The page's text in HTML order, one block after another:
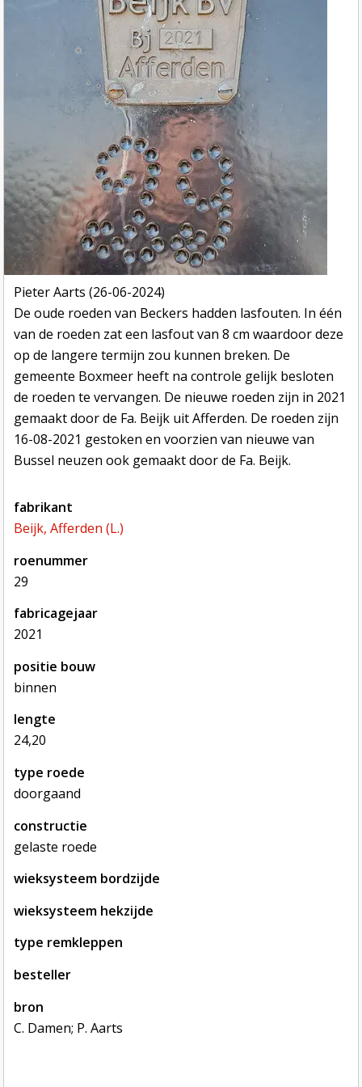
Pieter Aarts (26-06-2024)
De oude roeden van Beckers hadden lasfouten. In één
van de roeden zat een lasfout van 8 cm waardoor deze
op de langere termijn zou kunnen breken. De
gemeente Boxmeer heeft na controle gelijk besloten
de roeden te vervangen. De nieuwe roeden zijn in 2021
gemaakt door de Fa. Beijk uit Afferden. De roeden zijn
16-08-2021 gestoken en voorzien van nieuwe van
Bussel neuzen ook gemaakt door de Fa. Beijk.
fabrikant
Beijk, Afferden (L.)
roenummer
29
fabricagejaar
2021
positie bouw
binnen
lengte
24,20
type roede
doorgaand
constructie
gelaste roede
wieksysteem bordzijde
wieksysteem hekzijde
type remkleppen
besteller
bron